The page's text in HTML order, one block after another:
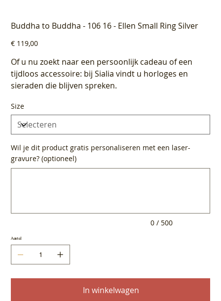
Buddha to Buddha - 106 16 - Ellen Small Ring Silver
Prijs
€ 119,00
Of u nu zoekt naar een persoonlijk cadeau of een
tijdloos accessoire: bij Sialia vindt u horloges en
sieraden die blijven spreken.
Size
Wil je dit product gratis personaliseren met een laser-
gravure? (optioneel)
0 / 500
Aantal
In winkelwagen